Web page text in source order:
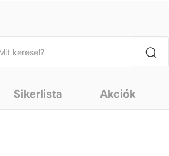
Sikerlista Akciók